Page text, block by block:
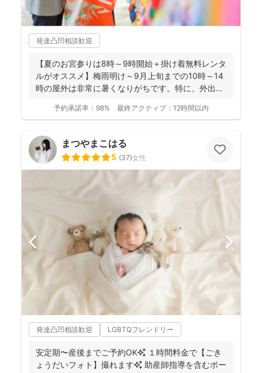
発達凸凹相談歓迎
【夏のお宮参りは8時～9時開始＋掛け着無料レンタ
ルがオススメ】梅雨明け～9月上旬までの10時～14
時の屋外は非常に暑くなりがちです。特に、外出に
予約承諾率： 98% 最終アクティブ： 12時間以内
まつやまこはる
5 (37)女性
発達凸凹相談歓迎 LGBTQフレンドリー
安定期〜産後までご予約OK✨ １時間料金で【ごき
ょうだいフォト】撮れます✨ 助産師指導を含むポー